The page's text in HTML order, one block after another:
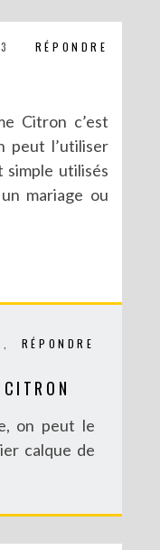
N CUT)
– CONCOURS
RÉPONDRE
Citron c’est
peut l’utiliser
simple utilisés
mariage ou
RÉPONDRE
on peut le
calque de